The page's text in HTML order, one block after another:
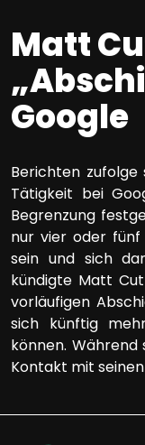
Matt
Google
Berichten
Tätigkeit bei
Begrenzung
nur vier oder
sein und sich
kündigte Matt
vorläufigen
sich künftig
können.
Kontakt mit